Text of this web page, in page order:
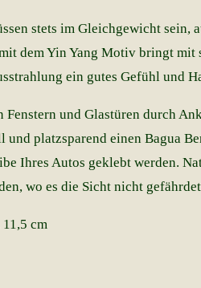
stets im Gleichgewicht sein,
dem Yin Yang Motiv bringt mit
ein gutes Gefühl und
Fenstern und Glastüren durch
und platzsparend einen Bagua
Ihres Autos geklebt werden.
wo es die Sicht nicht
cm